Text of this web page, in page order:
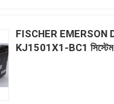
FISCHER EMERSON
KJ1501X1-BC1 সিস্টেম